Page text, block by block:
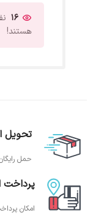
16
هستند!
تحویل
حمل رایگان
پرداخت
امکان